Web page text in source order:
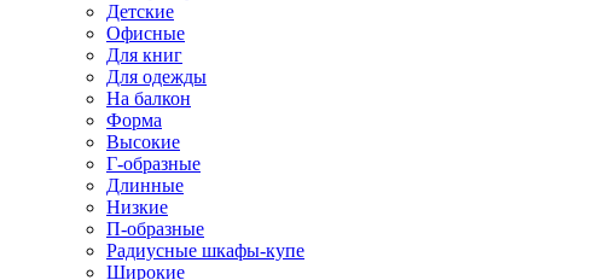
Детские
Офисные
Для книг
Для одежды
На балкон
Форма
Высокие
Г-образные
Длинные
Низкие
П-образные
Радиусные шкафы-купе
Широкие